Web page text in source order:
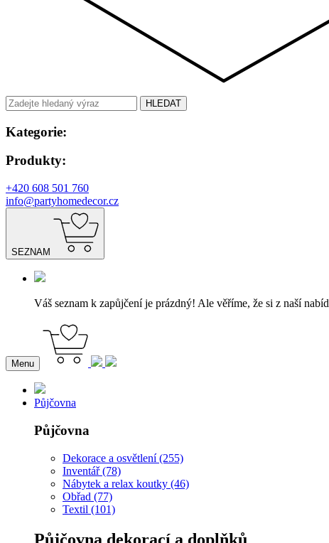
HLEDAT
Kategorie:
Produkty:
+420 608 501 760
info@partyhomedecor.cz
SEZNAM
Váš seznam k zapůjčení je prázdný! Ale věříme, že si z naší
Menu
Půjčovna
Půjčovna
Dekorace a osvětlení (255)
Inventář (78)
Nábytek a relax koutky (46)
Obřad (77)
Textil (101)
Půjčovna dekorací a doplňků